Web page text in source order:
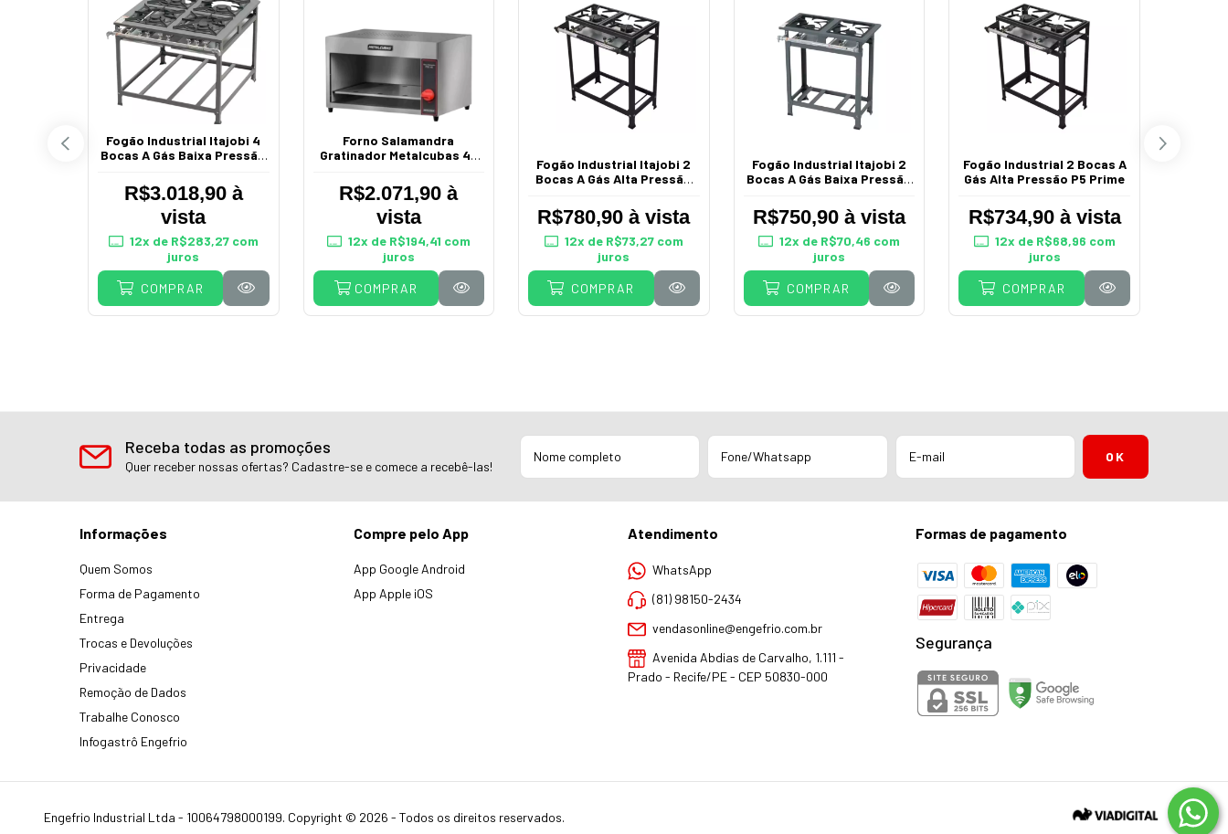
Fogão Industrial Itajobi 4
Bocas A Gás Baixa Pressão
R$3.018,90 à
vista
12x de R$283,27com
juros
COMPRAR
Forno Salamandra
Gratinador Metalcubas 45
R$2.071,90 à
vista
12x de R$194,41 com
juros
COMPRAR
Fogão Industrial Itajobi 2
Bocas A Gás Alta Pressão
R$780,90 à vista
12x de R$73,27 com
juros
COMPRAR
Fogão Industrial Itajobi 2
Bocas A Gás Baixa Pressão
R$750,90 à vista
12x de R$70,46 com
juros
COMPRAR
Fogão Industrial 2 Bocas A
Gás Alta Pressão P5 Prime
R$734,90 à vista
12x de R$68,96 com
juros
COMPRAR
Receba todas as promoções
Quer receber nossas ofertas? Cadastre-se e comece a recebê-las!
Informações
Quem Somos
Forma de Pagamento
Entrega
Trocas e Devoluções
Privacidade
Remoção de Dados
Trabalhe Conosco
Infogastrô Engefrio
Compre pelo App
App Google Android
App Apple iOS
Atendimento
WhatsApp
(81) 98150-2434
vendasonline@engefrio.com.br
Avenida Abdias de Carvalho, 1.111 -
Prado - Recife/PE - CEP 50830-000
Formas de pagamento
Segurança
Engefrio Industrial Ltda - 10064798000199. Copyright © 2026 - Todos os direitos reservados.